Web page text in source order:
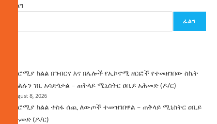
ፈልግ
ፈልግ
በኦሮሚያ ክልል በግብርና እና በሌሎች የኢኮኖሚ ዘርፎች የተመዘገበው ስኬት
የክልሉን ገቢ አሳድጎታል – ጠቅላይ ሚኒስትር ዐቢይ አሕመድ (ዶ/ር)
August 8, 2026
በኦሮሚያ ክልል ተስፋ ሰጪ ለውጦች ተመዝገበዋል – ጠቅላይ ሚኒስትር ዐቢይ
አሕመድ (ዶ/ር)